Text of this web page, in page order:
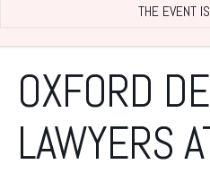
THE EVENT
OXFORD
LAWYERS